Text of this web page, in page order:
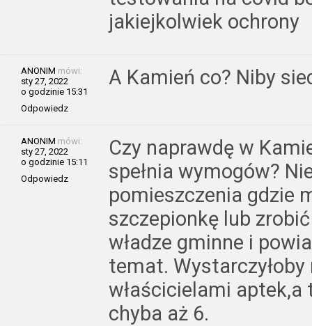
jakiejkolwiek ochrony
ANONIM mówi:
sty 27, 2022
o godzinie 15:31
Odpowiedz
A Kamień co? Niby
ANONIM mówi:
sty 27, 2022
o godzinie 15:11
Odpowiedz
Czy naprawdę w
spełnia wymogów?
pomieszczenia gdzie
szczepionkę lub
władze gminne i
temat.
właścicielami
chyba aż 6.